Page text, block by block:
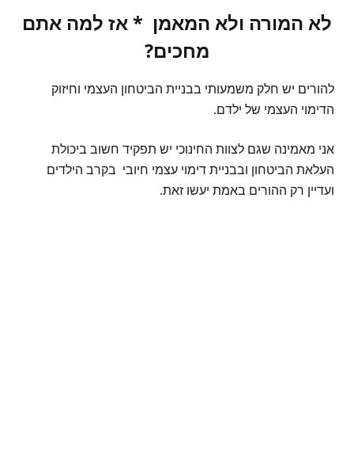
לא המורה ולא המאמן * אז למה אתם
מחכים?
להורים יש חלק משמעותי בבניית הביטחון העצמי וחיזוק
הדימוי העצמי של ילדם.
אני מאמינה שגם לצוות החינוכי יש תפקיד חשוב ביכולת
העלאת הביטחון ובבניית דימוי עצמי חיובי בקרב הילדים
ועדיין רק ההורים באמת יעשו זאת.